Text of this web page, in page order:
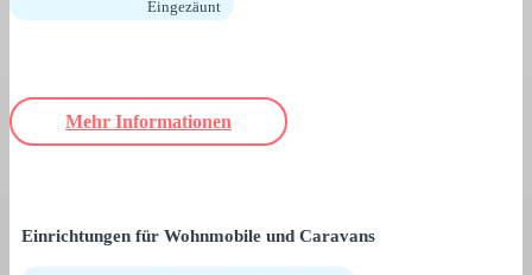
Eingezäunt
Mehr Informationen
Einrichtungen für Wohnmobile und Caravans